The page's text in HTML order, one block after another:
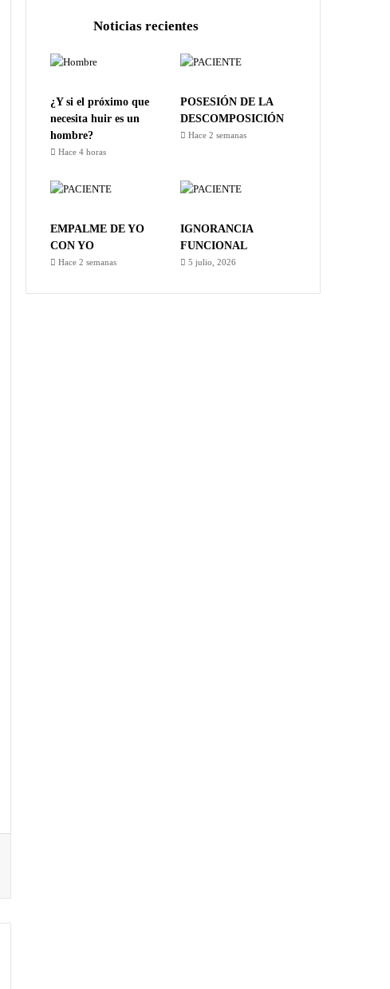
Noticias recientes
¿Y si el próximo que
necesita huir es un
hombre?
Hace 4 horas
POSESIÓN DE LA
DESCOMPOSICIÓN
Hace 2 semanas
EMPALME DE YO
CON YO
Hace 2 semanas
IGNORANCIA
FUNCIONAL
5 julio, 2026